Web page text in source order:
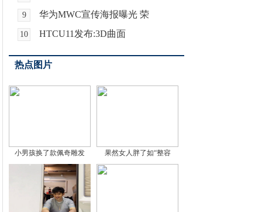
9 华为MWC宣传海报曝光 荣
10 HTCU11发布:3D曲面
热点图片
小男孩换了款佩奇雕发 果然女人胖了如“整容